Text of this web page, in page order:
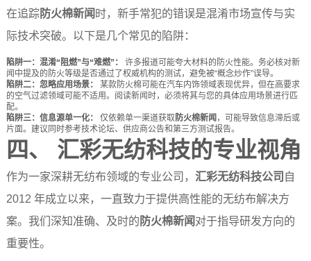
在追踪防火棉新闻时，新手常犯的错误是混淆市场宣传与实
际技术突破。以下是几个常见的陷阱：
陷阱一：混淆“阻燃”与“难燃”：
许多报道可能夸大材料的防火性能。务必核对新
闻中提及的防火等级是否通过了权威机构的测试，避免被“概念炒作”误导。
陷阱二：忽略应用场景：
某款防火棉可能在汽车内饰领域表现优异，但在高要求
的空气过滤领域可能不适用。阅读新闻时，必须将其与您的具体应用场景进行匹
配。
陷阱三：信息源单一化：
仅依赖单一渠道获取 防火棉新闻 ，可能导致信息滞后或
片面。建议同时参考技术论坛、供应商公告和第三方测试报告。
四、 汇彩无纺科技的专业视角
作为一家深耕无纺布领域的专业公司， 汇彩无纺科技公司 自
2012 年成立以来，一直致力于提供高性能的无纺布解决方
案。我们深知准确、及时的 防火棉新闻对于指导研发方向的
重要性。